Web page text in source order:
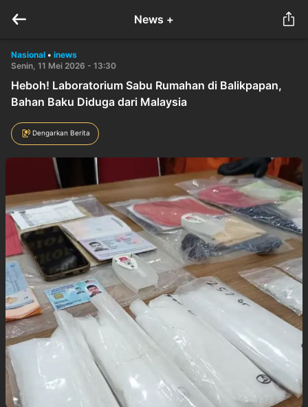
News +
Nasional • inews
Senin, 11 Mei 2026 - 13:30
Heboh! Laboratorium Sabu Rumahan di Balikpapan,
Bahan Baku Diduga dari Malaysia
Dengarkan Berita